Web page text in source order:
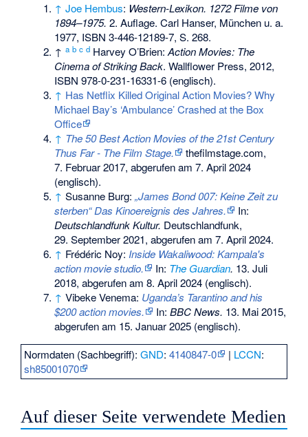
↑ Joe Hembus: Western-Lexikon. 1272 Filme von
1894–1975. 2. Auflage. Carl Hanser, München u. a.
1977, ISBN 3-446-12189-7, S. 268.
↑a b c d Harvey O’Brien:Action Movies: The
Cinema of Striking Back. Wallflower Press, 2012,
ISBN 978-0-231-16331-6 (englisch).
↑ Has Netflix Killed Original Action Movies? Why
Michael Bay’s ‘Ambulance’ Crashed at the Box
Office
↑ The 50 Best Action Movies of the 21st Century
Thus Far - The Film Stage.
thefilmstage.com,
7. Februar 2017, abgerufen am 7. April 2024
(englisch).
↑ Susanne Burg:„James Bond 007: Keine Zeit zu
sterben“ Das Kinoereignis des Jahres.
In:
Deutschlandfunk Kultur. Deutschlandfunk,
29. September 2021, abgerufen am 7. April 2024.
↑ Frédéric Noy:Inside Wakaliwood: Kampala's
action movie studio.
In: The Guardian. 13. Juli
2018, abgerufen am 8. April 2024 (englisch).
↑ Vibeke Venema: Uganda’s Tarantino and his
$200 action movies.
In:BBC News. 13. Mai 2015,
abgerufen am 15. Januar 2025 (englisch).
Normdaten (Sachbegriff):GND:4140847-0 | LCCN:
sh85001070
Auf dieser Seite verwendete Medien